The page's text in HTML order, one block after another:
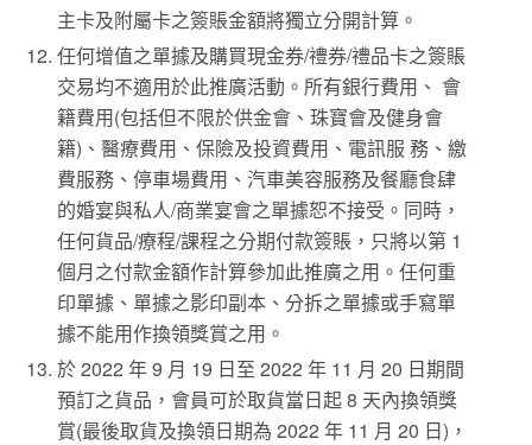
主卡及附屬卡之簽賬金額將獨立分開計算。
任何增值之單據及購買現金券/禮券/禮品卡之簽賬
交易均不適用於此推廣活動。所有銀行費用、 會
籍費用(包括但不限於供金會、珠寶會及健身會
籍)、醫療費用、保險及投資費用、電訊服 務、繳
費服務、停車場費用、汽車美容服務及餐廳食肆
的婚宴與私人/商業宴會之單據恕不接受。同時，
任何貨品/療程/課程之分期付款簽賬，只將以第 1
個月之付款金額作計算參加此推廣之用。任何重
印單據、單據之影印副本、分拆之單據或手寫單
據不能用作換領獎賞之用。
於 2022 年 9 月 19 日至 2022 年 11 月 20 日期間
預訂之貨品，會員可於取貨當日起 8 天內換領獎
賞(最後取貨及換領日期為 2022 年 11 月 20 日)，